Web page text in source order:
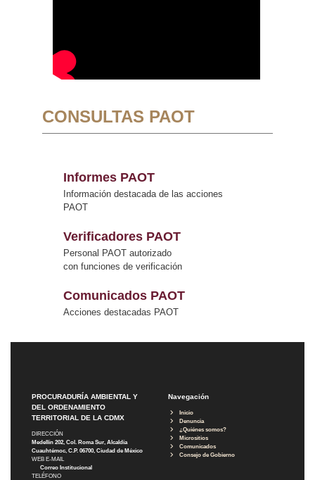
CONSULTAS PAOT
Informes PAOT
Información destacada de las acciones
PAOT
Verificadores PAOT
Personal PAOT autorizado
con funciones de verificación
Comunicados PAOT
Acciones destacadas PAOT
PROCURADURÍA AMBIENTAL Y
DEL ORDENAMIENTO
TERRITORIAL DE LA CDMX
DIRECCIÓN
Medellín 202, Col. Roma Sur, Alcaldía
Cuauhtémoc, C.P. 06700, Ciudad de México
WEB E-MAIL
Correo Institucional
TELÉFONO
Navegación
Inicio
Denuncia
¿Quiénes somos?
Micrositios
Comunicados
Consejo de Gobierno